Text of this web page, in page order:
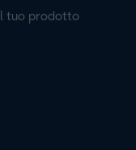
tuo prodotto